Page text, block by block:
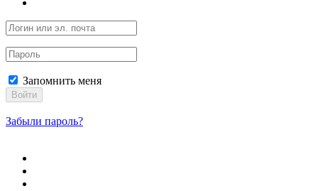
Запомнить меня
Войти
Забыли пароль?